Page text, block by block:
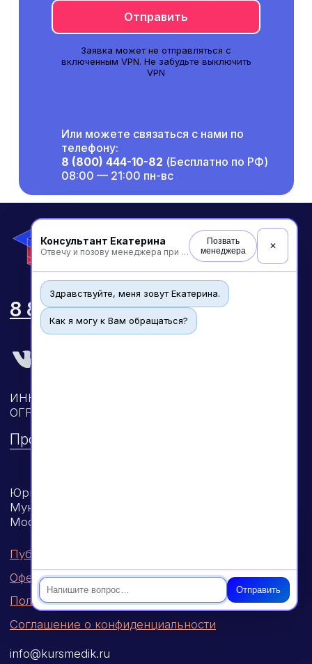
Консультант Екатерина
Отвечу и позову менеджера при необходимости
Позвать
менеджера
✕
Здравствуйте, меня зовут Екатерина.
Как я могу к Вам обращаться?
Отправить
Отправить
Заявка может не отправляться с
включенным VPN. Не забудьте выключить
VPN
Или можете связаться с нами по
телефону:
8 (800) 444-10-82 (Бесплатно по РФ)
08:00 — 21:00 пн-вс